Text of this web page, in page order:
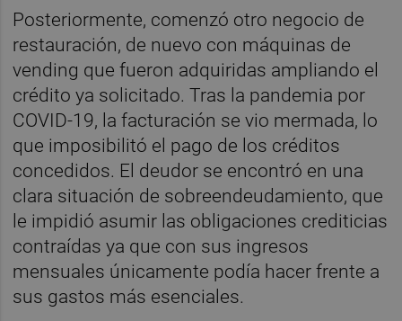
Posteriormente, comenzó otro negocio de
restauración, de nuevo con máquinas de
vending que fueron adquiridas ampliando el
crédito ya solicitado. Tras la pandemia por
COVID-19, la facturación se vio mermada, lo
que imposibilitó el pago de los créditos
concedidos. El deudor se encontró en una
clara situación de sobreendeudamiento, que
le impidió asumir las obligaciones crediticias
contraídas ya que con sus ingresos
mensuales únicamente podía hacer frente a
sus gastos más esenciales.